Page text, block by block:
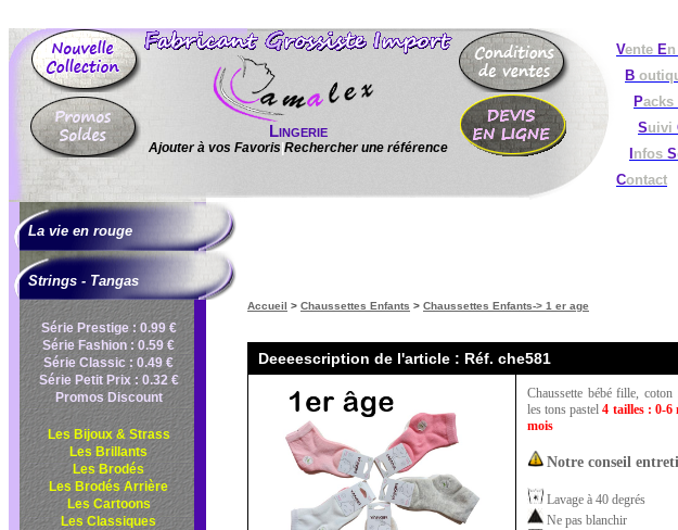
Lingerie
Ajouter à vos Favoris Rechercher une référence
Vente En
B
Packs
Suivi
nfos S
Contact
La vie en rouge
Strings - Tangas
Série Prestige : 0.99 €
Série Fashion : 0.59 €
Série Classic : 0.49 €
Série Petit Prix : 0.32 €
Promos Discount
Les Bijoux & Strass
Les Brillants
Les Brodés
Les Brodés Arrière
Les Cartoons
Les Classiques
Accueil > Chaussettes Enfants > Chaussettes Enfants-> 1 er age
Deeeescription de l'article : Réf. che581
Chaussette bébé fille,
les tons pastel 4 tailles : 0-6
mois
Notre conseil
Lavage à 40 degrés
Ne pas blanchir